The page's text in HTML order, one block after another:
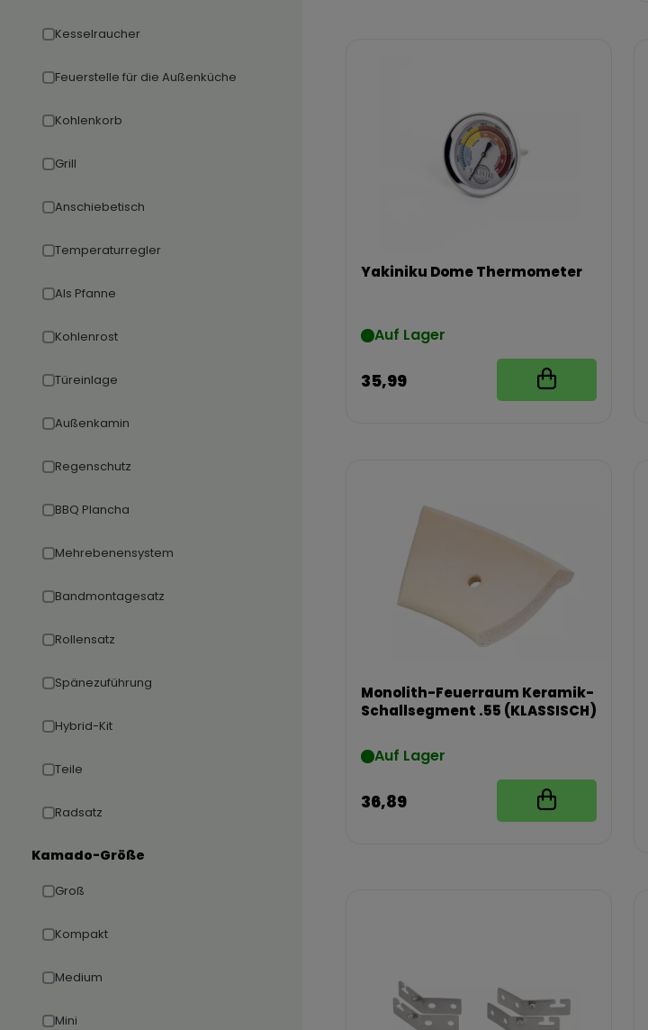
Kesselraucher
Feuerstelle für die Außenküche
Kohlenkorb
Grill
Anschiebetisch
Temperaturregler
Als Pfanne
Kohlenrost
Türeinlage
Außenkamin
Regenschutz
BBQ Plancha
Mehrebenensystem
Bandmontagesatz
Rollensatz
Spänezuführung
Hybrid-Kit
Teile
Radsatz
Kamado-Größe
Groß
Kompakt
Medium
Mini
Yakiniku Dome Thermometer
Auf Lager
35,99
Monolith-Feuerraum Keramik-
Schallsegment .55 (KLASSISCH)
Auf Lager
36,89